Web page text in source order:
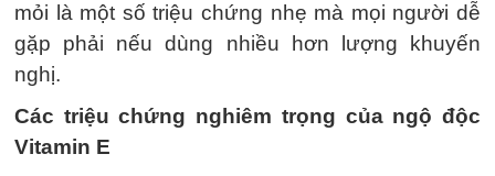
mỏi là một số triệu chứng nhẹ mà mọi người dễ
gặp phải nếu dùng nhiều hơn lượng khuyến
nghị.
Các triệu chứng nghiêm trọng của ngộ độc
Vitamin E